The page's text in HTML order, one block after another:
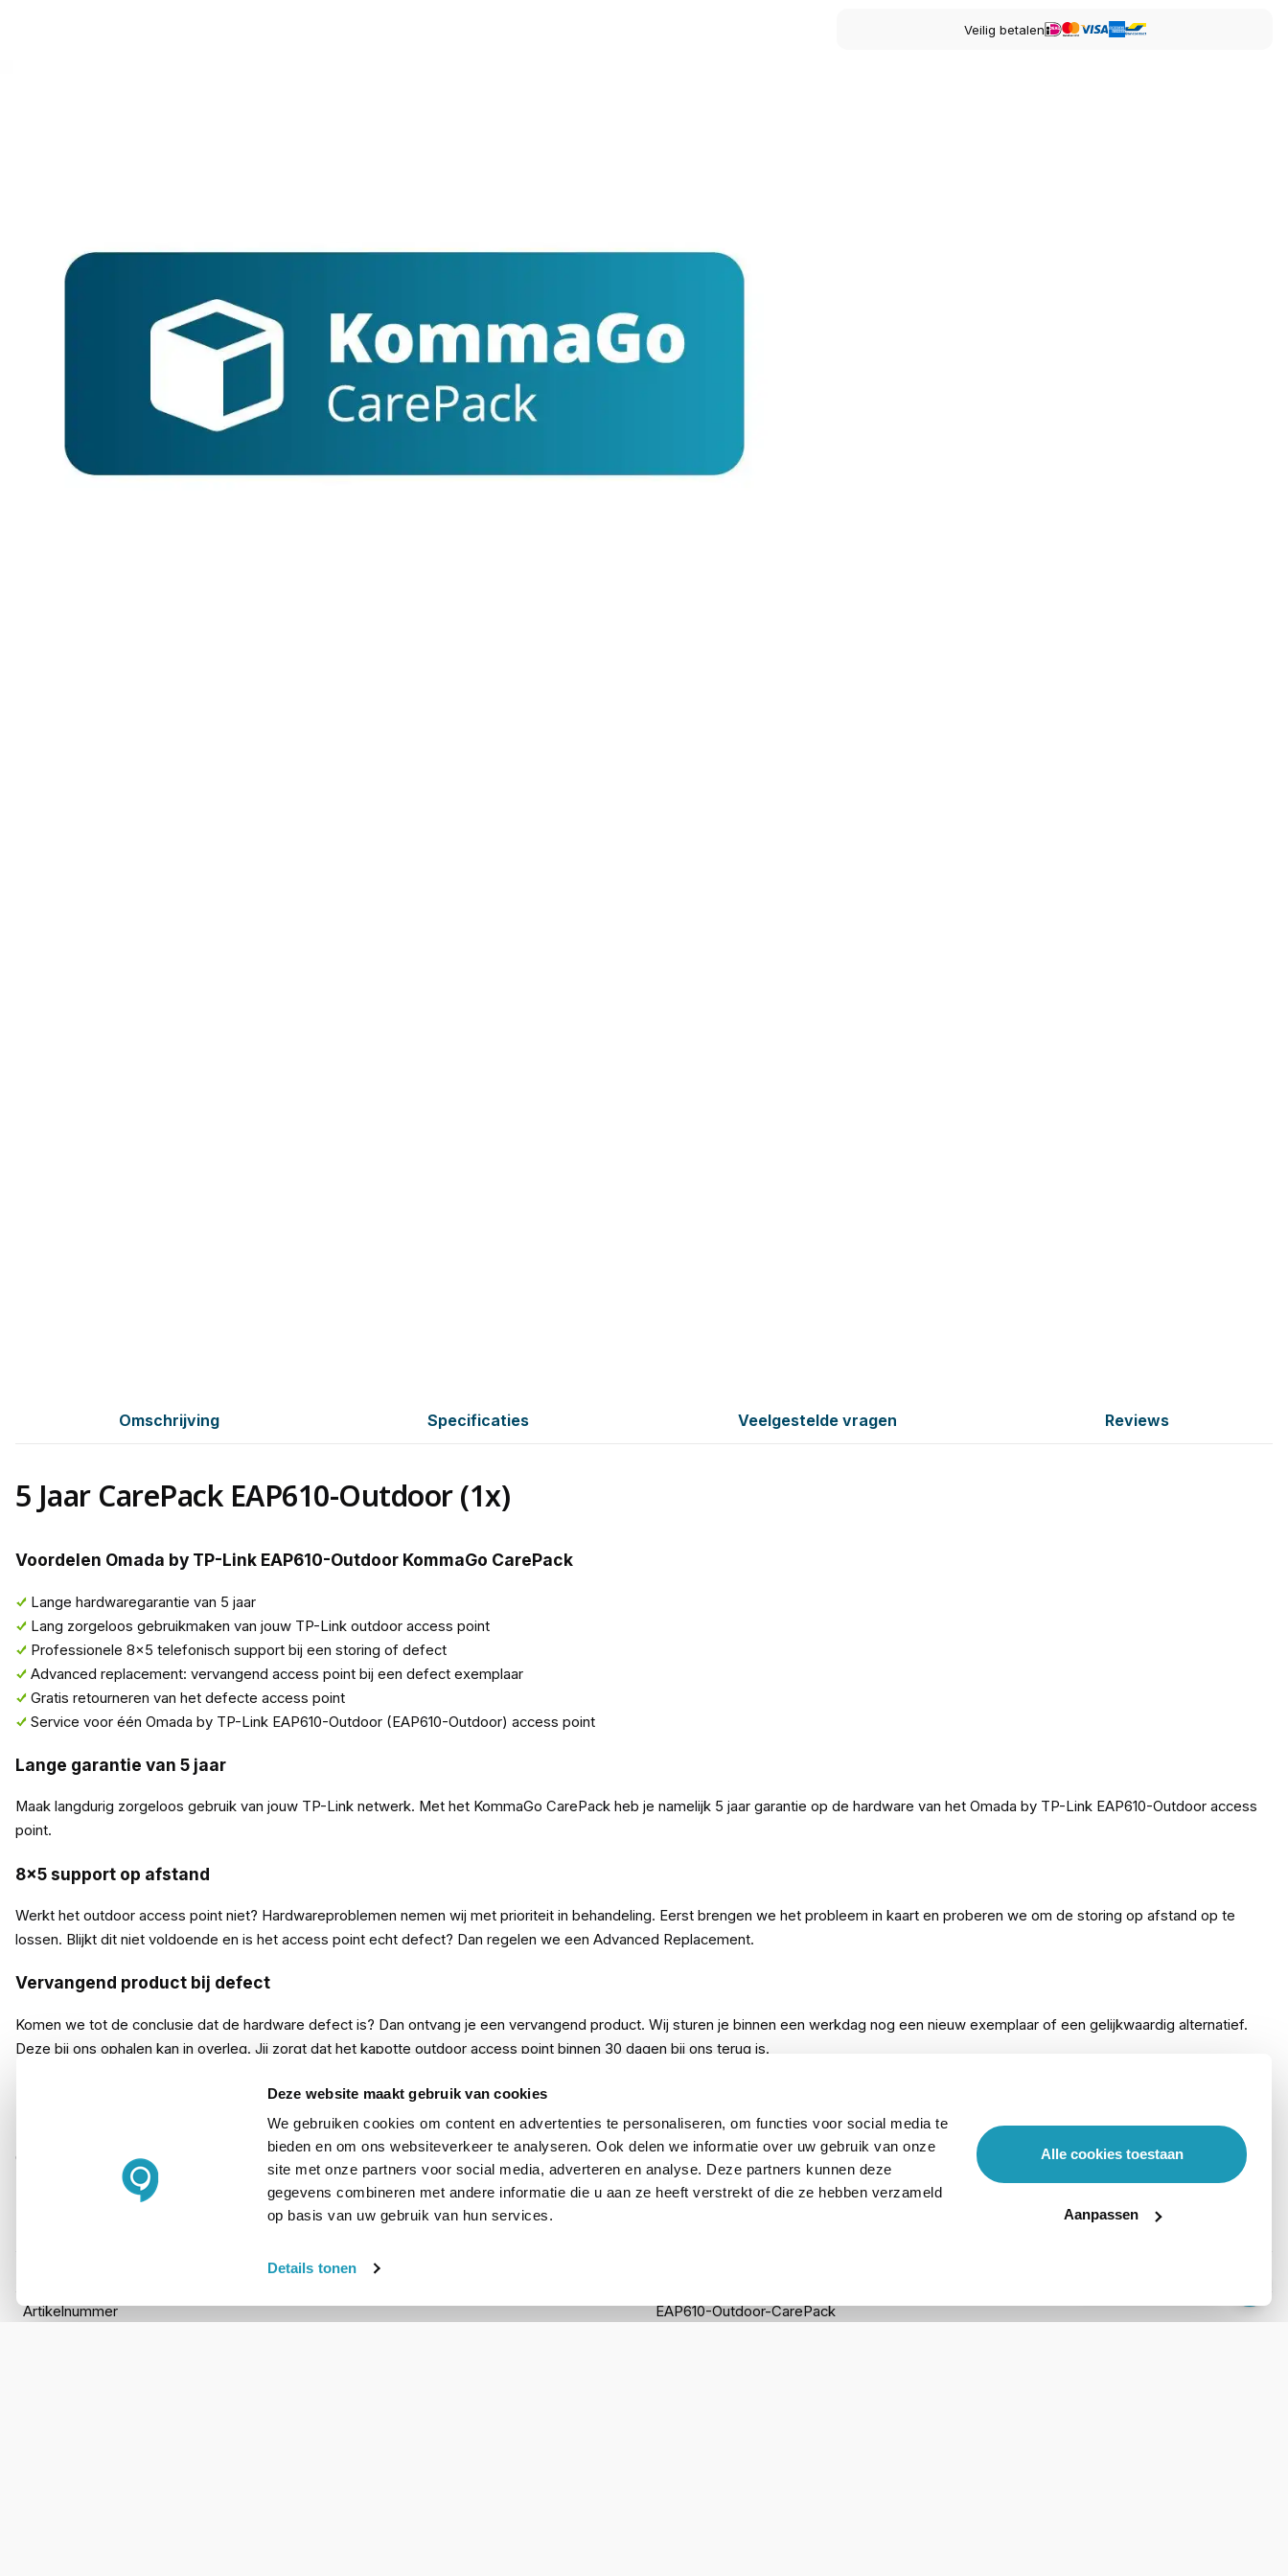
Deze website maakt gebruik van cookies
We gebruiken cookies om content en advertenties te personaliseren, om functies voor social media te
bieden en om ons websiteverkeer te analyseren. Ook delen we informatie over uw gebruik van onze
site met onze partners voor social media, adverteren en analyse. Deze partners kunnen deze
gegevens combineren met andere informatie die u aan ze heeft verstrekt of die ze hebben verzameld
op basis van uw gebruik van hun services.
Details tonen
Alle cookies toestaan
Aanpassen
Veilig betalen
Omschrijving Specificaties Veelgestelde vragen Reviews
5 Jaar CarePack EAP610-Outdoor (1x)
Voordelen Omada by TP-Link EAP610-Outdoor KommaGo CarePack
Lange hardwaregarantie van 5 jaar
Lang zorgeloos gebruikmaken van jouw TP-Link outdoor access point
Professionele 8x5 telefonisch support bij een storing of defect
Advanced replacement: vervangend access point bij een defect exemplaar
Gratis retourneren van het defecte access point
Service voor één Omada by TP-Link EAP610-Outdoor (EAP610-Outdoor) access point
Lange garantie van 5 jaar
Maak langdurig zorgeloos gebruik van jouw TP-Link netwerk. Met het KommaGo CarePack heb je namelijk 5 jaar garantie op de hardware van het Omada by TP-Link EAP610-Outdoor access
point.
8x5 support op afstand
Werkt het outdoor access point niet? Hardwareproblemen nemen wij met prioriteit in behandeling. Eerst brengen we het probleem in kaart en proberen we om de storing op afstand op te
lossen. Blijkt dit niet voldoende en is het access point echt defect? Dan regelen we een Advanced Replacement.
Vervangend product bij defect
Komen we tot de conclusie dat de hardware defect is? Dan ontvang je een vervangend product. Wij sturen je binnen een werkdag nog een nieuw exemplaar of een gelijkwaardig alternatief.
Deze bij ons ophalen kan in overleg. Jij zorgt dat het kapotte outdoor access point binnen 30 dagen bij ons terug is.
Het KommaGo CarePack is te gebruiken binnen Nederland en België. Je schaft dit CarePack tegelijk aan met het Omada by TP-Link EAP610-Outdoor access point. Bestel het KommaGo
CarePack direct mee en maak zorgeloos gebruik van jouw outdoor access point. Bekijk alle voorwaarden onder downloads.
Artikelnummer EAP610-Outdoor-CarePack